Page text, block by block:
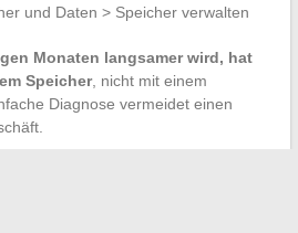
und Daten > Speicher verwalten
Monaten langsamer wird, hat
Speicher, nicht mit einem
Diagnose vermeidet einen